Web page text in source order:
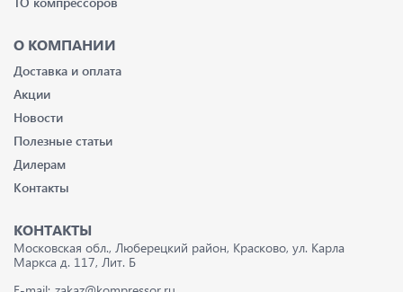
О КОМПАНИИ
Доставка и оплата
Акции
Новости
Полезные статьи
Дилерам
Контакты
КОНТАКТЫ
Московская обл., Люберецкий район, Красково, ул. Карла
Маркса д. 117, Лит. Б